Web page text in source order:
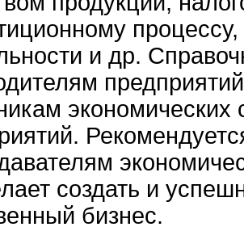
и др.
экономических
создать и
бизнес.